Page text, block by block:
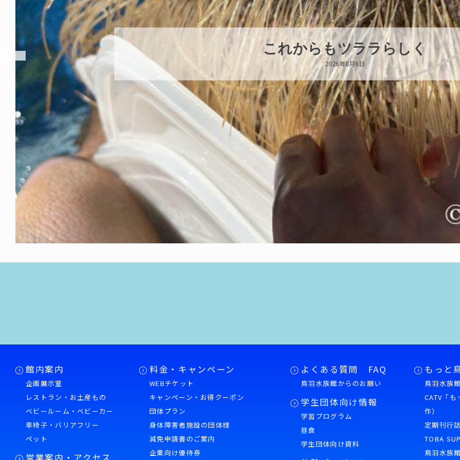
ハロー’s
2026年8月6日
館内案内
企画展示室
レストラン・お土産もの
ベビールーム・ベビーカー
車椅子・バリアフリー
ペット
営業案内・アクセス
料金・キャンペーン
WEBチケット
キャンペーン・お得クーポン
団体プラン
身体障害者施設の団体様
減免申請書のご案内
企業向け優待券
よくある質問 FAQ
鳥羽水族館からのお願い
学生団体向け情報
学習プログラム
昼食
学生団体向け資料
もっと
鳥羽水族
CATV「
作）
定期刊行
TOBA
鳥羽水族